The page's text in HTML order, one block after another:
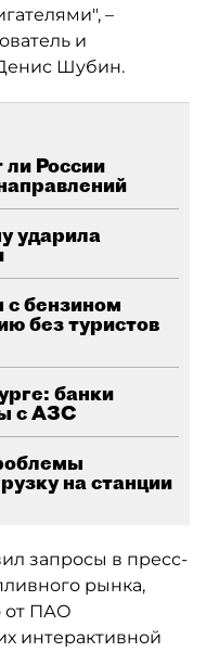
–
и
Шубин.
России
ударила
бензином
без туристов
банки
с АЗС
на станции
запросы в пресс-
рынка,
от ПАО
интерактивной